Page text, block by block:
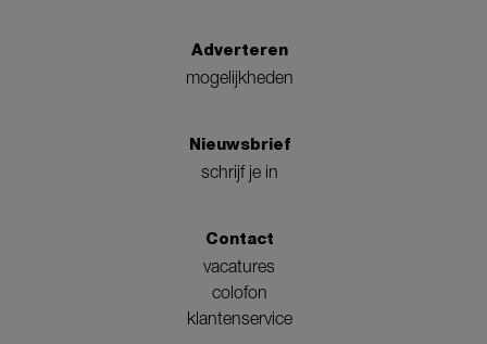
Adverteren
mogelijkheden
Nieuwsbrief
schrijf je in
Contact
vacatures
colofon
klantenservice